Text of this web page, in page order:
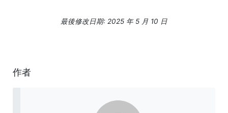
最後修改日期: 2025 年 5 月 10 日
作者